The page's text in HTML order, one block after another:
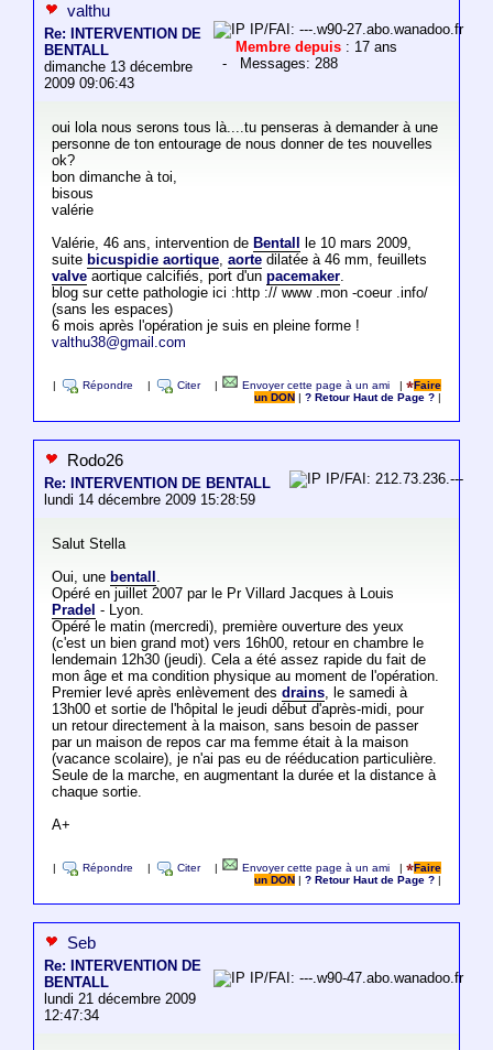
valthu
Re: INTERVENTION DE
BENTALL
dimanche 13 décembre
2009 09:06:43
IP/FAI: ---.w90-27.abo.wanadoo.fr
Membre depuis : 17 ans
- Messages: 288
oui lola nous serons tous là....tu penseras à demander à une
personne de ton entourage de nous donner de tes nouvelles
ok?
bon dimanche à toi,
bisous
valérie
Valérie, 46 ans, intervention de Bentall
le 10 mars 2009,
suite bicuspidie aortique, aortedilatée à 46 mm, feuillets
valveaortique calcifiés, port d'un pacemaker.
blog sur cette pathologie ici :http :// www .mon -coeur .info/
(sans les espaces)
6 mois après l'opération je suis en pleine forme !
valthu38@gmail.com
Répondre Citer Envoyer cette page à un ami |
Faire
un DON
|? Retour Haut de Page ?
Rodo26
Re: INTERVENTION DE BENTALL
lundi 14 décembre 2009 15:28:59
IP/FAI: 212.73.236.---
Salut Stella
Oui, une bentall .
Opéré en juillet 2007 par le Pr Villard Jacques à Louis
Pradel - Lyon.
Opéré le matin (mercredi), première ouverture des yeux
(c'est un bien grand mot) vers 16h00, retour en chambre le
lendemain 12h30 (jeudi). Cela a été assez rapide du fait de
mon âge et ma condition physique au moment de l'opération.
Premier levé après enlèvement des drains, le samedi à
13h00 et sortie de l'hôpital le jeudi début d'après-midi, pour
un retour directement à la maison, sans besoin de passer
par un maison de repos car ma femme était à la maison
(vacance scolaire), je n'ai pas eu de rééducation particulière.
Seule de la marche, en augmentant la durée et la distance à
chaque sortie.
A+
Répondre Citer Envoyer cette page à un ami |
Faire
un DON
|? Retour Haut de Page ?
Seb
Re: INTERVENTION DE
BENTALL
lundi 21 décembre 2009
12:47:34
IP/FAI: ---.w90-47.abo.wanadoo.fr